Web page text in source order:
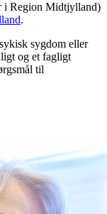
i Region Midtjylland)
.
sygdom eller
og et fagligt
til